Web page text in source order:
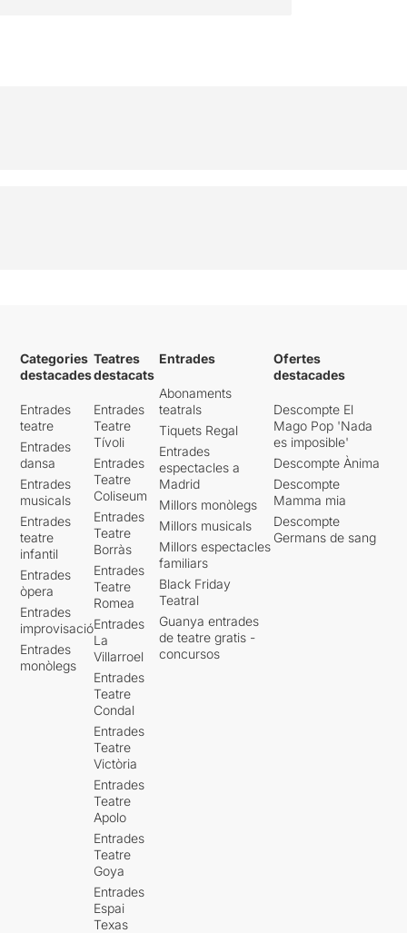
Categories
destacades
Entrades
teatre
Entrades
dansa
Entrades
musicals
Entrades
teatre
infantil
Entrades
òpera
Entrades
improvisació
Entrades
monòlegs
Teatres
destacats
Entrades
Teatre
Tívoli
Entrades
Teatre
Coliseum
Entrades
Teatre
Borràs
Entrades
Teatre
Romea
Entrades
La
Villarroel
Entrades
Teatre
Condal
Entrades
Teatre
Victòria
Entrades
Teatre
Apolo
Entrades
Teatre
Goya
Entrades
Espai
Texas
Entrades
Abonaments
teatrals
Tiquets Regal
Entrades
espectacles a
Madrid
Millors monòlegs
Millors musicals
Millors espectacles
familiars
Black Friday
Teatral
Guanya entrades
de teatre gratis -
concursos
Ofertes
destacades
Descompte El
Mago Pop 'Nada
es imposible'
Descompte Ànima
Descompte
Mamma mia
Descompte
Germans de sang